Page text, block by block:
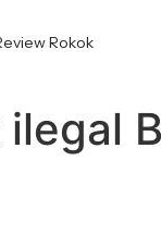
Rokok